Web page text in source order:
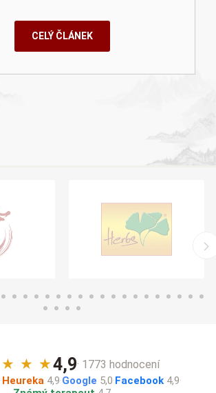
CELÝ ČLÁNEK
★ ★ ★4,9· 1773 hodnocení
· Heureka 4,9·Google 5,0· Facebook 4,9·